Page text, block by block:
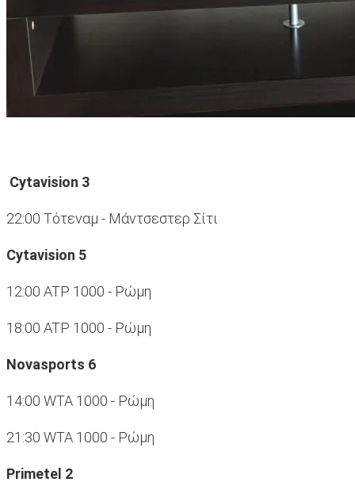
Cytavision 3
22:00 Tότεναμ - Μάντσεστερ Σίτι
Cytavision 5
12:00 ATP 1000 - Ρώμη
18:00 ATP 1000 - Ρώμη
Νοvasports 6
14:00 WTA 1000 - Ρώμη
21:30 WTA 1000 - Ρώμη
Primetel 2